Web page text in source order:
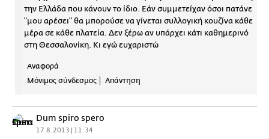
την Ελλάδα που κάνουν το ίδιο. Εάν συμμετείχαν όσοι πατάνε
"μου αρέσει" θα μπορούσε να γίνεται συλλογική κουζίνα κάθε
μέρα σε κάθε πλατεία. Δεν ξέρω αν υπάρχει κάτι καθημερινό
στη Θεσσαλονίκη. Κι εγώ ευχαριστώ
Αναφορά
Μόνιμος σύνδεσμος
Απάντηση
Dum spiro spero
17.8.2013 | 11:34